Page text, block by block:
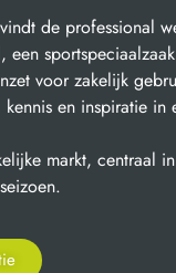
de professional
een
voor zakelijk
en inspiratie in
markt, centraal